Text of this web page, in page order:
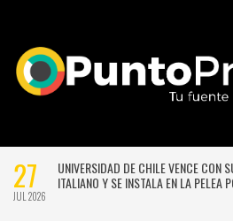
DE LAS FLORES” VUELVE CON UNA VERSIÓN
Y CHISPEANTE BAJO LA DIRECCIÓN DE GUSTAVO
GERMÁN SILVA